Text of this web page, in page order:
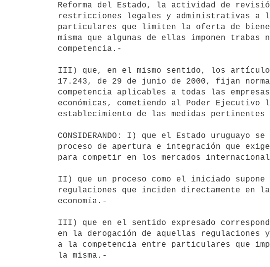
Reforma del Estado, la actividad de
restricciones legales y administrativas a
particulares que limiten la oferta de
misma que algunas de ellas imponen
competencia.-
III) que, en el mismo sentido, los artículo
17.243, de 29 de junio de 2000, fijan
competencia aplicables a todas las
económicas, cometiendo al Poder Ejecutivo
establecimiento de las medidas
CONSIDERANDO: I) que el Estado uruguayo
proceso de apertura e integración que
para competir en los mercados
II) que un proceso como el iniciado
regulaciones que inciden directamente en
economía.-
III) que en el sentido expresado
en la derogación de aquellas
a la competencia entre particulares que
la misma.-